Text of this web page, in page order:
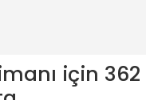
için 362